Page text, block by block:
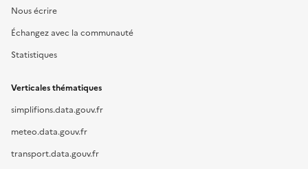
Nous écrire
Échangez avec la communauté
Statistiques
Verticales thématiques
simplifions.data.gouv.fr
meteo.data.gouv.fr
transport.data.gouv.fr